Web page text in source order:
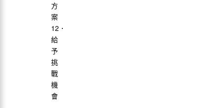
方
案
12．
給
予
挑
戰
機
會